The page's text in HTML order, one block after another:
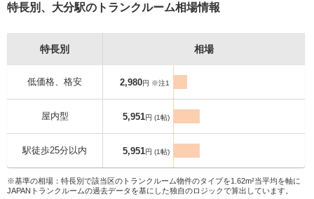
特長別、大分駅のトランクルーム相場情報
特長別 相場
低価格、格安 2,980円 ※注1
屋内型 5,951円 (1帖)
駅徒歩25分以内 5,951円 (1帖)
※基準の相場：特長別で該当区のトランクルーム物件のタイプを1.62m²当平均を軸に
JAPANトランクルームの過去データを基にした独自のロジックで算出しています。